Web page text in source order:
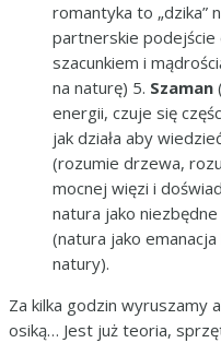
romantyka to „dzika”
partnerskie podejście
szacunkiem i
na naturę) 5. Szaman
energii, czuje się
jak działa aby
(rozumie drzewa,
mocnej więzi i
natura jako
(natura jako
natury).
Za kilka godzin wyruszamy
osiką… Jest już teoria,